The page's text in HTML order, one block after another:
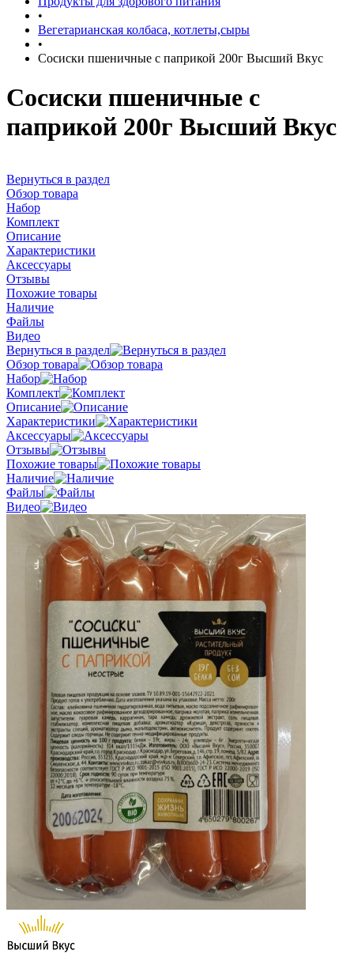
•
Вегетарианская колбаса, котлеты,сыры
•
Сосиски пшеничные с паприкой 200г Высший Вкус
Сосиски пшеничные с
паприкой 200г Высший Вкус
Вернуться в раздел
Обзор товара
Набор
Комплект
Описание
Характеристики
Аксессуары
Отзывы
Похожие товары
Наличие
Файлы
Видео
Вернуться в раздел
Обзор товара
Набор
Комплект
Описание
Характеристики
Аксессуары
Отзывы
Похожие товары
Наличие
Файлы
Видео